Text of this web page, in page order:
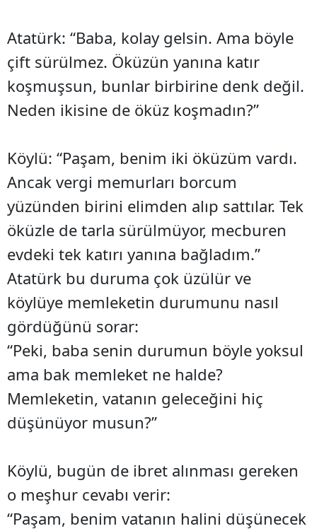
Atatürk: “Baba, kolay gelsin. Ama böyle
çift sürülmez. Öküzün yanına katır
koşmuşsun, bunlar birbirine denk değil.
Neden ikisine de öküz koşmadın?”
Köylü: “Paşam, benim iki öküzüm vardı.
Ancak vergi memurları borcum
yüzünden birini elimden alıp sattılar. Tek
öküzle de tarla sürülmüyor, mecburen
evdeki tek katırı yanına bağladım.”
Atatürk bu duruma çok üzülür ve
köylüye memleketin durumunu nasıl
gördüğünü sorar:
“Peki, baba senin durumun böyle yoksul
ama bak memleket ne halde?
Memleketin, vatanın geleceğini hiç
düşünüyor musun?”
Köylü, bugün de ibret alınması gereken
o meşhur cevabı verir:
“Paşam, benim vatanın halini düşünecek